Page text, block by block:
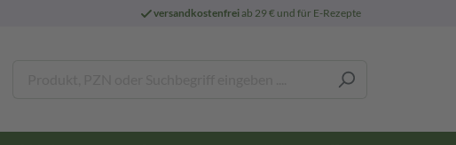
versandkostenfreiab 29 € und für E-Rezepte